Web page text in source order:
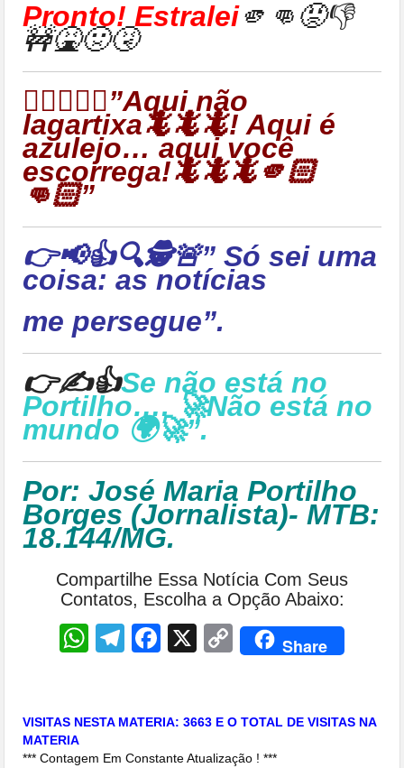
Pronto! Estralei🫵👊😡👎
🚧🤮🤢🤧
👉🏻🦎🦎🦎”Aqui não
lagartixa🦎🦎🦎! Aqui é
azulejo… aqui você
escorrega!🦎🦎🦎🫵🏻
👊🏻”
👉📢👍🔍🕵🚨” Só sei uma
coisa: as notícias
me persegue”.
👉✍👍Se não está no
Portilho…. 🚀Não está no
mundo 🌍🚀”.
Por: José Maria Portilho
Borges (Jornalista)- MTB:
18.144/MG.
Compartilhe Essa Notícia Com Seus
Contatos, Escolha a Opção Abaixo:
WhatsApp
Telegram
Facebook
X CopyShare
VISITAS NESTA MATERIA: 3663 E O TOTAL DE VISITAS NA
MATERIA
*** Contagem Em Constante Atualização ! ***